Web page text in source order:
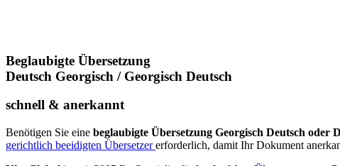
Beglaubigte Übersetzung
Deutsch Georgisch / Georgisch Deutsch
schnell & anerkannt
Benötigen Sie eine beglaubigte Übersetzung Georgisch Deutsch oder
gerichtlich beeidigten Übersetzererforderlich, damit Ihr Dokument